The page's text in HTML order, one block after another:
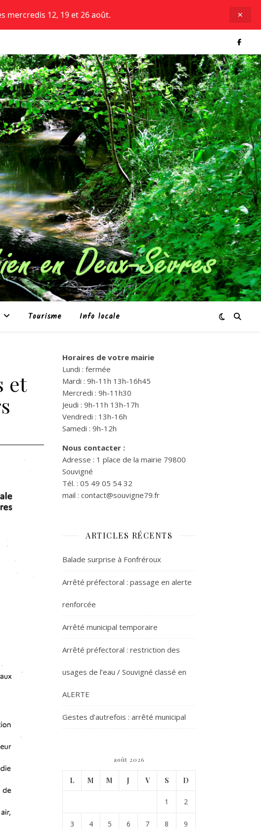
mercredis 12, 19 et 26 août. ✕
Tourisme Info locale
et
Horaires de votre mairie
Lundi : fermée
Mardi : 9h-11h 13h-16h45
Mercredi : 9h-11h30
Jeudi : 9h-11h 13h-17h
Vendredi : 13h-16h
Samedi : 9h-12h
Nous contacter :
Adresse : 1 place de la mairie 79800
Souvigné
Tél. : 05 49 05 54 32
mail : contact@souvigne79.fr
ARTICLES RÉCENTS
Balade surprise à Fonfréroux
Arrêté préfectoral : passage en alerte
renforcée
Arrêté municipal temporaire
Arrêté préfectoral : restriction des
usages de l’eau / Souvigné classé en
ALERTE
Gestes d’autrefois : arrêté municipal
août 2026
L M M J V S D
1 2
3 4 5 6 7 8 9